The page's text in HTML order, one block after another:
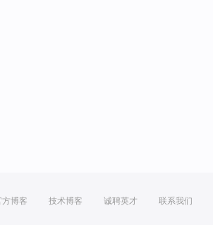
方博客 技术博客 诚聘英才 联系我们